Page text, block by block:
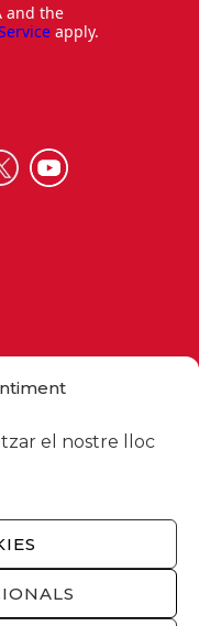
el nostre lloc
and the
apply.
Nacional